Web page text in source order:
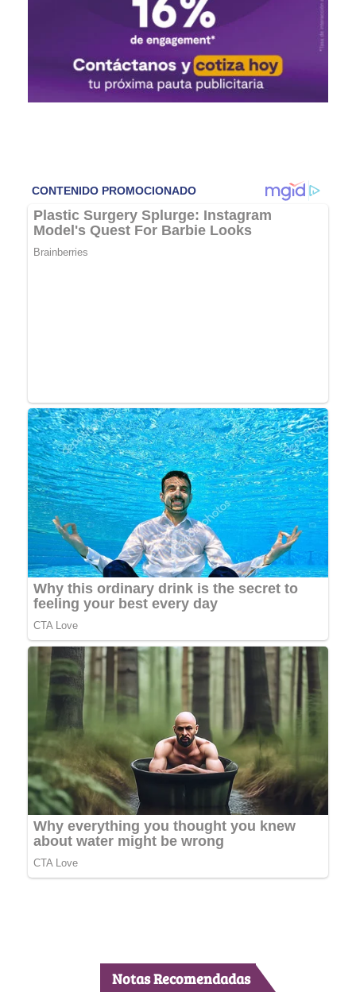
Notas Recomendadas